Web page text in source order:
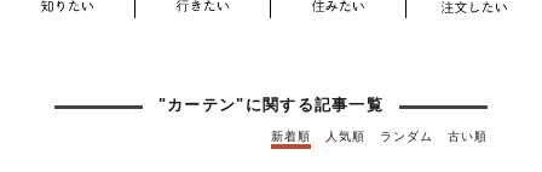
"カーテン"に関する記事一覧
新着順 人気順 ランダム 古い順